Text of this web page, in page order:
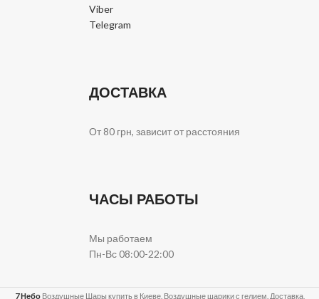
Viber
Telegram
ДОСТАВКА
От 80 грн, зависит от расстояния
ЧАСЫ РАБОТЫ
Мы работаем
Пн-Вс 08:00-22:00
7 Небо Воздушные Шары купить в Киеве. Воздушные шарики с гелием. Доставка,